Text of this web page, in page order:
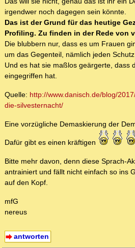
irgendwer noch dagegen sein könnte.
Das ist der Grund für das heutige
Profiling. Zu finden in der Rede von
Die blubbern nur, dass es um Frauen
um das Gegenteil, nämlich jeden
Und es hat sie maßlos geärgerte, dass
eingegriffen hat.
Quelle: http://www.danisch.de/blog/
die-silvesternacht/
Eine vorzügliche Demaskierung der
Dafür gibt es einen kräftigen
Bitte mehr davon, denn diese Sprach-
antrainiert und fällt nicht einfach so ins
auf den Kopf.
mfG
nereus
antworten